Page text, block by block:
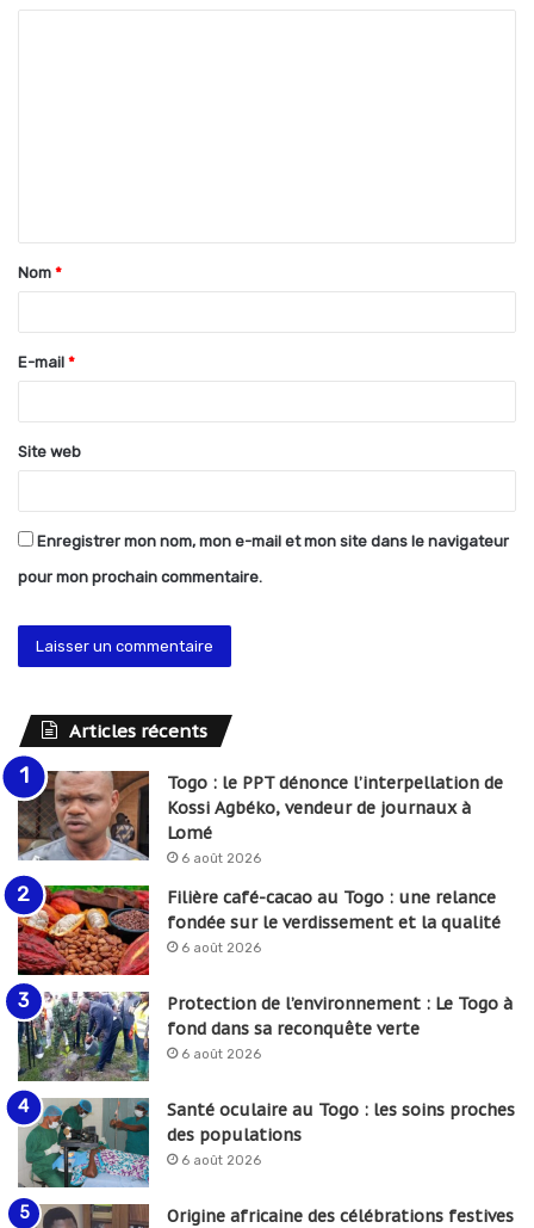
t
a
e
*
Nom *
E-mail *
Site web
Enregistrer mon nom, mon e-mail et mon site dans le navigateur
pour mon prochain commentaire.
Articles récents
Togo : le PPT dénonce l’interpellation de
Kossi Agbéko, vendeur de journaux à
Lomé
6 août 2026
Filière café-cacao au Togo : une relance
fondée sur le verdissement et la qualité
6 août 2026
Protection de l’environnement : Le Togo à
fond dans sa reconquête verte
6 août 2026
Santé oculaire au Togo : les soins proches
des populations
6 août 2026
Origine africaine des célébrations festives